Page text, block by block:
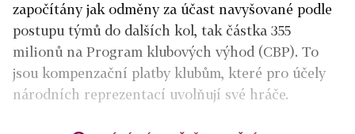
započítány jak odměny za účast navyšované podle
postupu týmů do dalších kol, tak částka 355
milionů na Program klubových výhod (CBP). To
jsou kompenzační platby klubům, které pro účely
národních reprezentací uvolňují své hráče.